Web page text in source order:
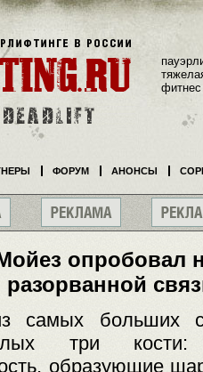
опробовал
самых больших
три кости:
образующие
фитнес
ФОРУМ АНОНСЫ